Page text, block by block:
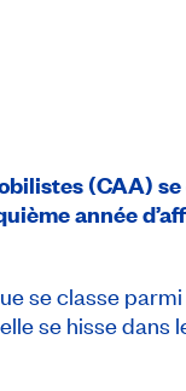
(CAA) se
année
se classe
se hisse dans